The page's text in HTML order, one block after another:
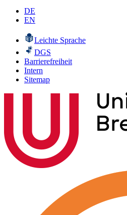
DE
EN
Leichte Sprache
DGS
Barrierefreiheit
Intern
Sitemap